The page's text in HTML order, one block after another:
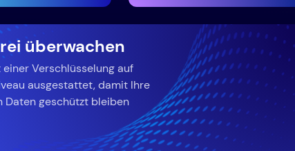
überwachen
einer Verschlüsselung auf
ausgestattet, damit Ihre
Daten geschützt bleiben